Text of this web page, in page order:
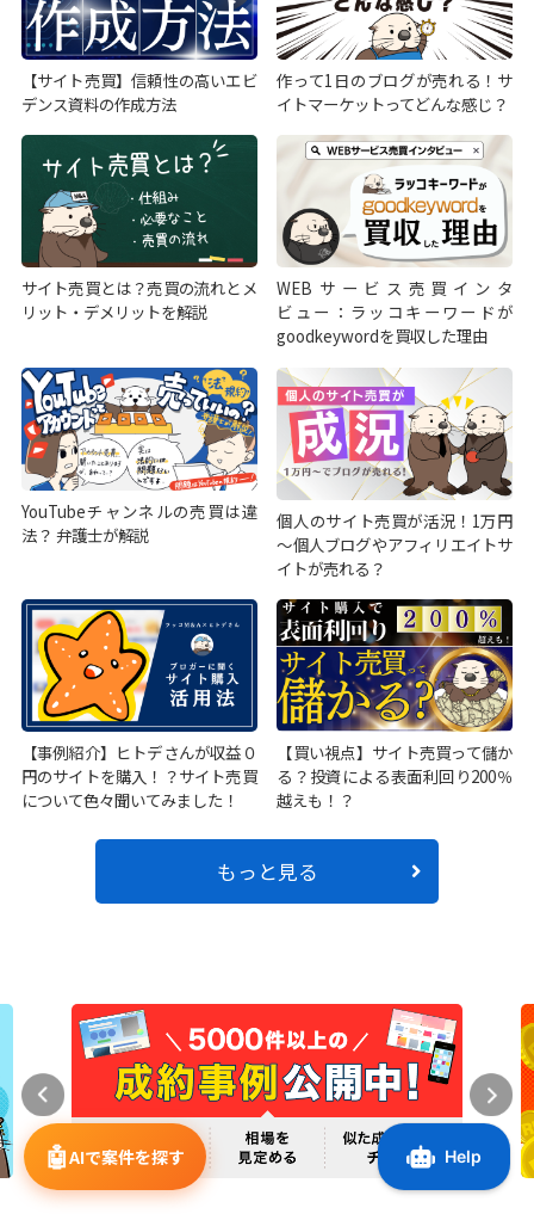
【サイト売買】信頼性の高いエビ
デンス資料の作成方法
作って1日のブログが売れる！サ
イトマーケットってどんな感じ？
サイト売買とは？売買の流れとメ
リット・デメリットを解説
WEBサービス売買インタ
ビュー：ラッコキーワードが
goodkeywordを買収した理由
YouTubeチャンネルの売買は違
法？ 弁護士が解説
個人のサイト売買が活況！1万円
～個人ブログやアフィリエイトサ
イトが売れる？
【事例紹介】ヒトデさんが収益０
円のサイトを購入！？サイト売買
について色々聞いてみました！
【買い視点】サイト売買って儲か
る？投資による表面利回り200％
越えも！？
もっと見る
🤖AIで案件を探す